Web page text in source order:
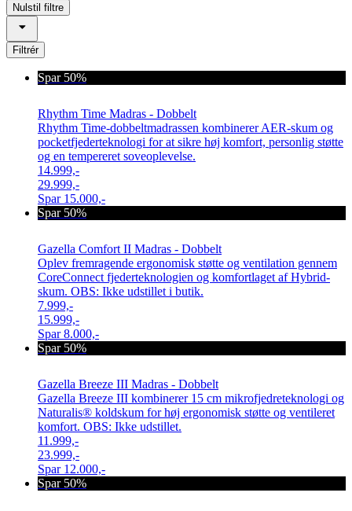
Nulstil filtre
Filtrér
Spar 50%
Rhythm Time Madras - Dobbelt
Rhythm Time-dobbeltmadrassen kombinerer AER-skum og
pocketfjederteknologi for at sikre høj komfort, personlig støtte
og en tempereret soveoplevelse.
14.999,-
29.999,-
Spar 15.000,-
Spar 50%
Gazella Comfort II Madras - Dobbelt
Oplev fremragende ergonomisk støtte og ventilation gennem
CoreConnect fjederteknologien og komfortlaget af Hybrid-
skum. OBS: Ikke udstillet i butik.
7.999,-
15.999,-
Spar8.000,-
Spar 50%
Gazella Breeze III Madras - Dobbelt
Gazella Breeze III kombinerer 15 cm mikrofjedreteknologi og
Naturalis® koldskum for høj ergonomisk støtte og ventileret
komfort. OBS: Ikke udstillet.
11.999,-
23.999,-
Spar 12.000,-
Spar 50%